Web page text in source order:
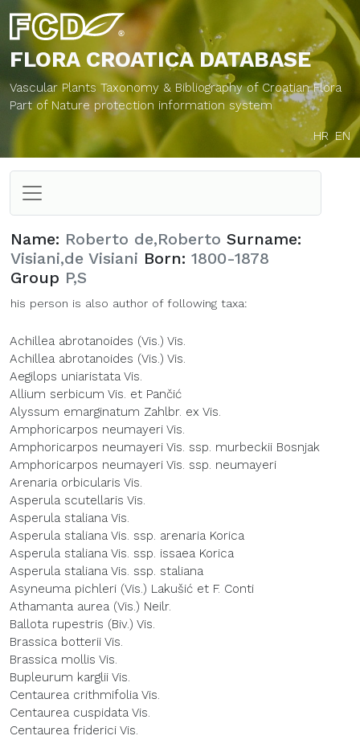
FLORA CROATICADATABASE
Vascular Plants Taxonomy & Bibliography of Croatian Flora
Part of Nature protection information system
HR EN
Name: Roberto de,Roberto Surname:
Visiani,de Visiani Born: 1800-1878
Group P,S
his person is also author of following taxa:
Achillea abrotanoides (Vis.) Vis.
Achillea abrotanoides (Vis.) Vis.
Aegilops uniaristata Vis.
Allium serbicum Vis. et Pančić
Alyssum emarginatum Zahlbr. ex Vis.
Amphoricarpos neumayeri Vis.
Amphoricarpos neumayeri Vis. ssp. murbeckii Bosnjak
Amphoricarpos neumayeri Vis. ssp. neumayeri
Arenaria orbicularis Vis.
Asperula scutellaris Vis.
Asperula staliana Vis.
Asperula staliana Vis. ssp. arenaria Korica
Asperula staliana Vis. ssp. issaea Korica
Asperula staliana Vis. ssp. staliana
Asyneuma pichleri (Vis.) Lakušić et F. Conti
Athamanta aurea (Vis.) Neilr.
Ballota rupestris (Biv.) Vis.
Brassica botterii Vis.
Brassica mollis Vis.
Bupleurum karglii Vis.
Centaurea crithmifolia Vis.
Centaurea cuspidata Vis.
Centaurea friderici Vis.